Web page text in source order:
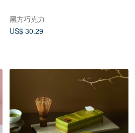
黑方巧克力
US$ 30.29